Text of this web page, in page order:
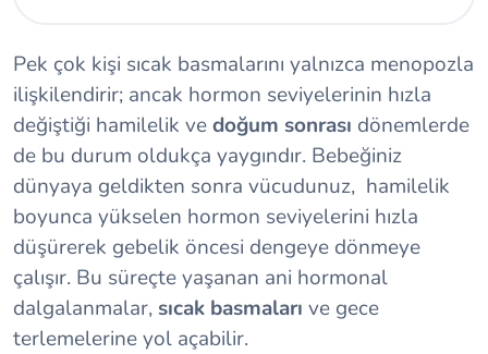
Pek çok kişi sıcak basmalarını yalnızca menopozla
ilişkilendirir; ancak hormon seviyelerinin hızla
değiştiği hamilelik vedoğum sonrası dönemlerde
de bu durum oldukça yaygındır. Bebeğiniz
dünyaya geldikten sonra vücudunuz, hamilelik
boyunca yükselen hormon seviyelerini hızla
düşürerek gebelik öncesi dengeye dönmeye
çalışır. Bu süreçte yaşanan ani hormonal
dalgalanmalar,sıcak basmaları ve gece
terlemelerine yol açabilir.